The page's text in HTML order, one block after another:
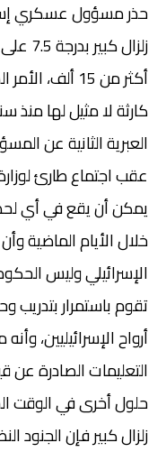
حذر مسؤول عسكري
أكثر من 15
كارثة لا مثيل لها منذ
العبرية الثانية عن
عقب اجتماع طارئ
يمكن أن يقع في أي
خلال الأيام الماضية
الإسرائيلي وليس
تقوم باستمرار
أرواح الإسرائيليين،
التعليمات الصادرة عن
حلول أخرى في الوقت
زلزال كبير فإن